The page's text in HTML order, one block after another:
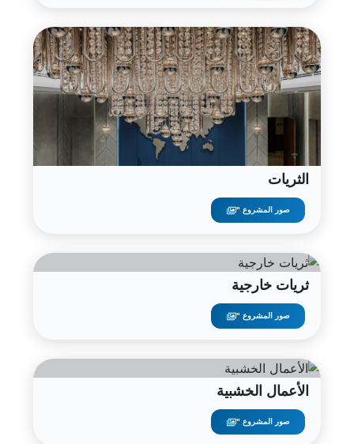
الثريات
صور المشروع "
ثريات خارجية
صور المشروع "
الأعمال الخشبية
صور المشروع "